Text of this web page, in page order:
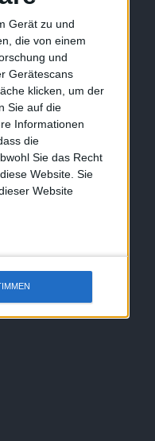
Gerät zu und
die von einem
und
Gerätescans
klicken, um der
Sie auf die
Informationen
die
Sie das Recht
Website. Sie
Website